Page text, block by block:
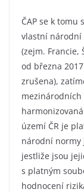
ČAP se k tomu
vlastní národní
(zejm. Francie,
od března
zrušena),
mezinárodních
území ČR je
národní normy
jestliže jsou
s platným
hodnocení